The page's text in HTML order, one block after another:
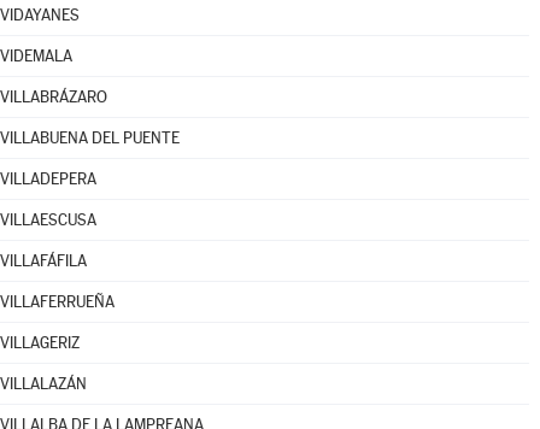
VIDAYANES
VIDEMALA
VILLABRÁZARO
VILLABUENA DEL PUENTE
VILLADEPERA
VILLAESCUSA
VILLAFÁFILA
VILLAFERRUEÑA
VILLAGERIZ
VILLALAZÁN
VILLALBA DE LA LAMPREANA